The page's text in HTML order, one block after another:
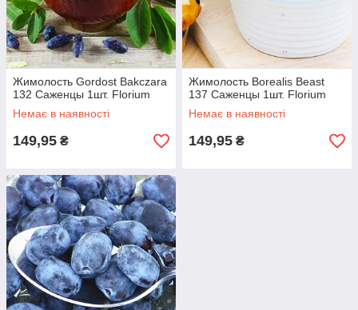
Жимолость Gordost Bakczara
132 Саженцы 1шт. Florium
Немає в наявності
149,95 ₴
Жимолость Borealis Beast
137 Саженцы 1шт. Florium
Немає в наявності
149,95 ₴